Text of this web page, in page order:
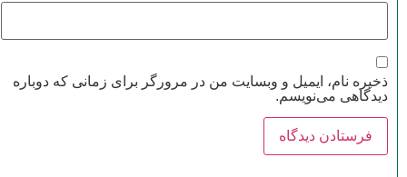
ذخیره نام، ایمیل و وبسایت من در مرورگر برای زمانی که دوباره
دیدگاهی می‌نویسم.